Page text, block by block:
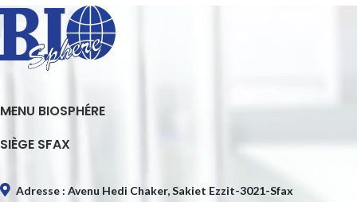
MENU BIOSPHÉRE
SIÈGE SFAX
Adresse : Avenu Hedi Chaker, Sakiet Ezzit-3021-Sfax